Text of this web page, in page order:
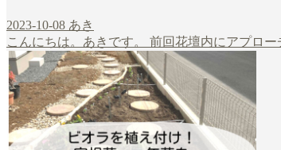
2023-10-08 あき
こんにちは。あきです。 前回花壇内にアプロ